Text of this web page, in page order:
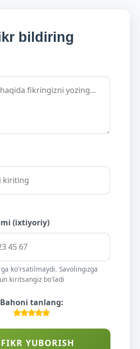
bildiring
(ixtiyoriy)
ko'rsatilmaydi. Savolingizga
kiritsangiz bo'ladi
Bahoni tanlang:
FIKR YUBORISH